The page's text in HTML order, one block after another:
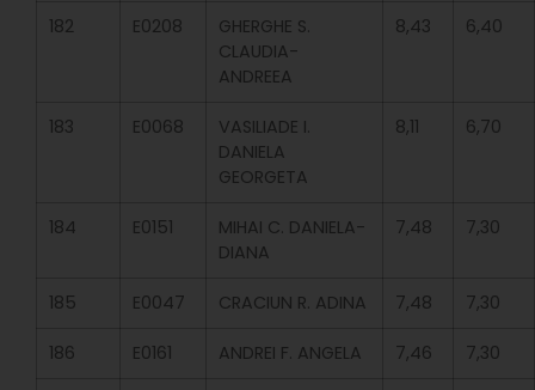
182 E0208
GHERGHE S.
CLAUDIA-
ANDREEA
8,43 6,40
183 E0068
VASILIADE I.
DANIELA
GEORGETA
8,11 6,70
184 E0151
MIHAI C. DANIELA-
DIANA
7,48 7,30
185 E0047 CRACIUN R. ADINA 7,48 7,30
186 E0161 ANDREI F. ANGELA 7,46 7,30